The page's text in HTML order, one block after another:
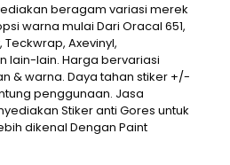
beragam variasi merek
warna mulai Dari Oracal 651,
Axevinyl,
lain-lain. Harga bervariasi
& warna. Daya tahan stiker +/-
penggunaan. Jasa
Stiker anti Gores untuk
dikenal Dengan Paint